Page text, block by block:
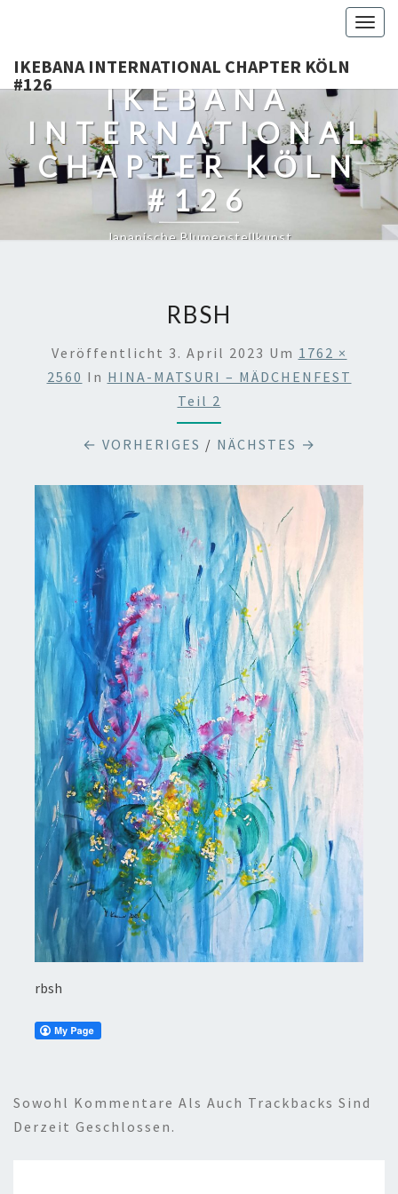
IKEBANA INTERNATIONAL CHAPTER KÖLN
#126
IKEBANA
INTERNATIONAL
CHAPTER KÖLN
#126
Japanische Blumenstellkunst
RBSH
Veröffentlicht 3. April 2023 Um 1762 ×
2560 In HINA-MATSURI – MÄDCHENFEST
Teil 2
← VORHERIGES / NÄCHSTES →
rbsh
Sowohl Kommentare Als Auch Trackbacks Sind
Derzeit Geschlossen.